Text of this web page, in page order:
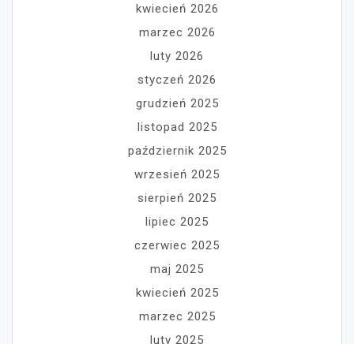
kwiecień 2026
marzec 2026
luty 2026
styczeń 2026
grudzień 2025
listopad 2025
październik 2025
wrzesień 2025
sierpień 2025
lipiec 2025
czerwiec 2025
maj 2025
kwiecień 2025
marzec 2025
luty 2025